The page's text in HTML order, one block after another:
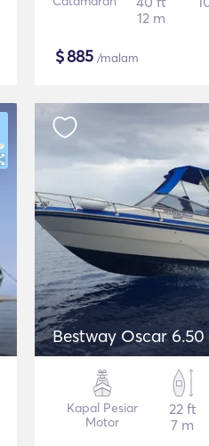
12 m
$885 /malam
Bestway Oscar
Kapal Pesiar
Motor
22 ft
7 m